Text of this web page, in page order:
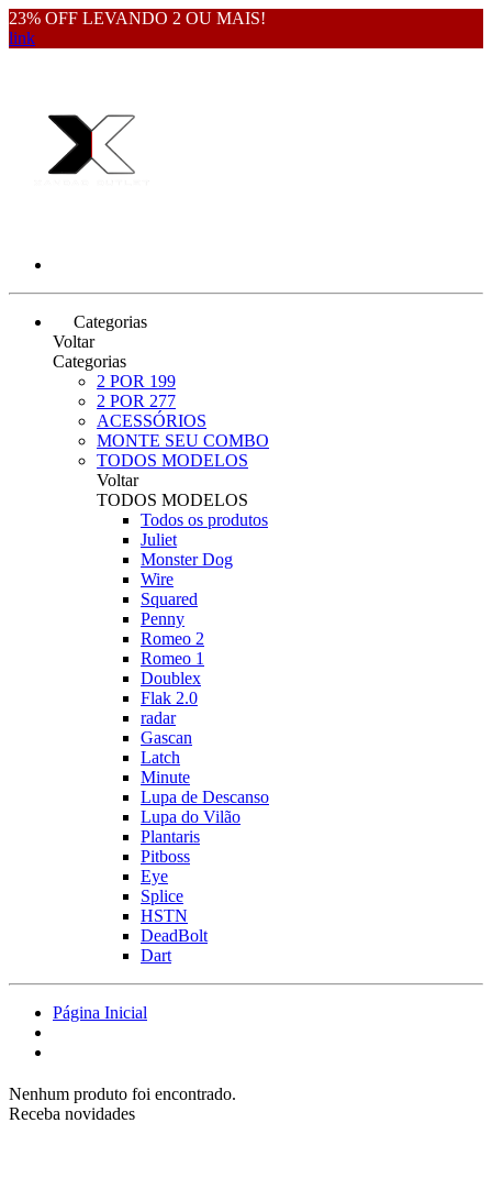
23% OFF LEVANDO 2 OU MAIS!
link
Categorias
Voltar
Categorias
2 POR 199
2 POR 277
ACESSÓRIOS
MONTE SEU COMBO
TODOS MODELOS
Voltar
TODOS MODELOS
Todos os produtos
Juliet
Monster Dog
Wire
Squared
Penny
Romeo 2
Romeo 1
Doublex
Flak 2.0
radar
Gascan
Latch
Minute
Lupa de Descanso
Lupa do Vilão
Plantaris
Pitboss
Eye
Splice
HSTN
DeadBolt
Dart
Página Inicial
Nenhum produto foi encontrado.
Receba novidades